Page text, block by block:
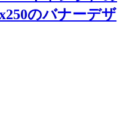
のバナーデザ